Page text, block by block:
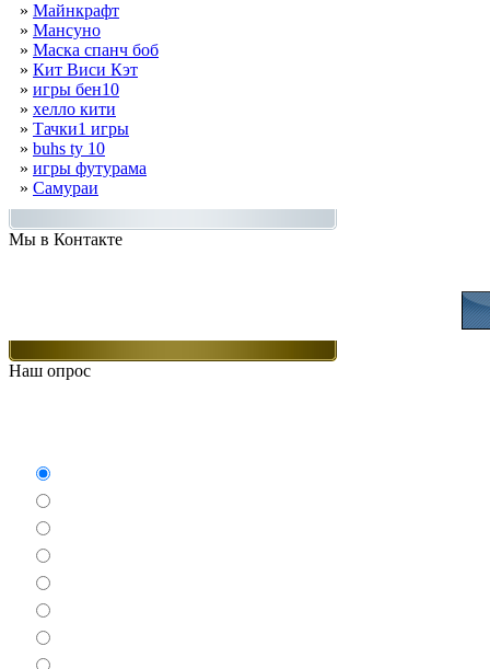
» Майнкрафт
» Мансуно
» Маска спанч боб
» Кит Виси Кэт
» игры бен10
» хелло кити
» Тачки1 игры
» buhs ty 10
» игры футурама
» Самураи
Мы в Контакте
Наш опрос